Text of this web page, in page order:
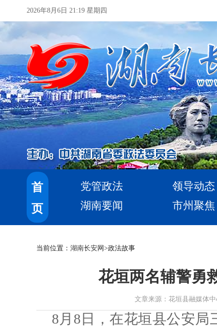
2026年8月6日 21:19 星期四
首
页
党管政法
领导动态
湖南要闻
市州聚焦
当前位置： 湖南长安网 >政法故事
花垣两名辅警勇
文章来源：花垣县融媒体
8月8日，在花垣县公安局